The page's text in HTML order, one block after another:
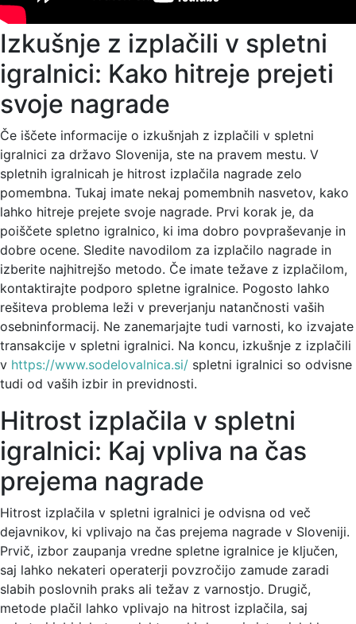
Izkušnje z izplačili v spletni
igralnici: Kako hitreje prejeti
svoje nagrade
Če iščete informacije o izkušnjah z izplačili v spletni
igralnici za državo Slovenija, ste na pravem mestu. V
spletnih igralnicah je hitrost izplačila nagrade zelo
pomembna. Tukaj imate nekaj pomembnih nasvetov, kako
lahko hitreje prejete svoje nagrade. Prvi korak je, da
poiščete spletno igralnico, ki ima dobro povpraševanje in
dobre ocene. Sledite navodilom za izplačilo nagrade in
izberite najhitrejšo metodo. Če imate težave z izplačilom,
kontaktirajte podporo spletne igralnice. Pogosto lahko
rešiteva problema leži v preverjanju natančnosti vaših
osebninformacij. Ne zanemarjajte tudi varnosti, ko izvajate
transakcije v spletni igralnici. Na koncu, izkušnje z izplačili
v https://www.sodelovalnica.si/ spletni igralnici so odvisne
tudi od vaših izbir in previdnosti.
Hitrost izplačila v spletni
igralnici: Kaj vpliva na čas
prejema nagrade
Hitrost izplačila v spletni igralnici je odvisna od več
dejavnikov, ki vplivajo na čas prejema nagrade v Sloveniji.
Prvič, izbor zaupanja vredne spletne igralnice je ključen,
saj lahko nekateri operaterji povzročijo zamude zaradi
slabih poslovnih praks ali težav z varnostjo. Drugič,
metode plačil lahko vplivajo na hitrost izplačila, saj